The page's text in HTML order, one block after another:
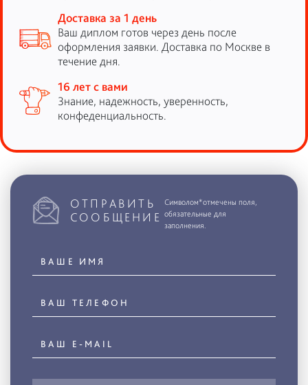
Доставка за 1 день
Ваш диплом готов через день после
оформления заявки. Доставка по Москве в
течение дня.
16 лет с вами
Знание, надежность, уверенность,
конфеденциальность.
ОТПРАВИТЬ
СООБЩЕНИЕ
Символом*отмечены поля,
обязательные для
заполнения.